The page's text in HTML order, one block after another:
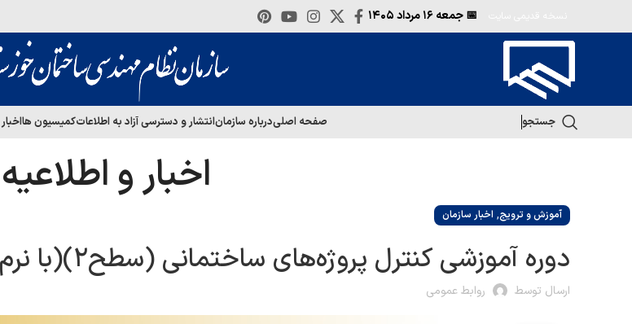
📅 جمعه
جستجو صفحه اصلیدرباره سازمانانتشار و دسترسی آزاد به اطلاعاتکمیسیون ها
اخبار و
آموزش و ترویج, اخبار سازمان
دوره آموزشی کنترل پروژه‌های ساختمانی (سطح۲)(با نرم افزارMSP)
ارسال توسط روابط عمومی